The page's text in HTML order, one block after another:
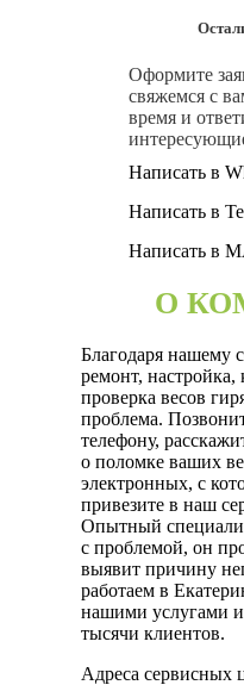
Оформите
свяжемся с
время и
Написать в
Написать в
Написать в
О
Благодаря нашему
ремонт, настройка,
проверка весов
проблема.
телефону,
о поломке ваших
электронных, с
привезите в наш
Опытный
с проблемой, он
выявит причину
работаем в
нашими услугами
тысячи клиентов.
Адреса сервисных